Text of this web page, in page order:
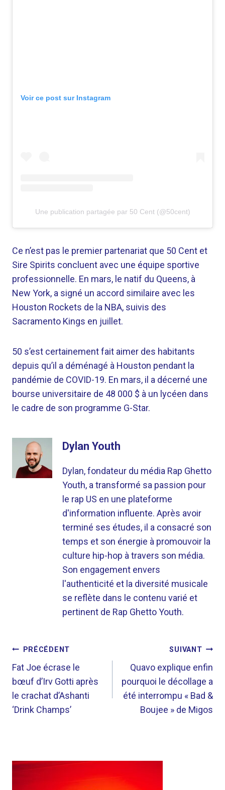
Voir ce post sur Instagram
Une publication partagée par 50 Cent (@50cent)
Ce n’est pas le premier partenariat que 50 Cent et
Sire Spirits concluent avec une équipe sportive
professionnelle. En mars, le natif du Queens, à
New York, a signé un accord similaire avec les
Houston Rockets de la NBA, suivis des
Sacramento Kings en juillet.
50 s’est certainement fait aimer des habitants
depuis qu’il a déménagé à Houston pendant la
pandémie de COVID-19. En mars, il a décerné une
bourse universitaire de 48 000 $ à un lycéen dans
le cadre de son programme G-Star.
Dylan Youth
Dylan, fondateur du média Rap Ghetto
Youth, a transformé sa passion pour
le rap US en une plateforme
d'information influente. Après avoir
terminé ses études, il a consacré son
temps et son énergie à promouvoir la
culture hip-hop à travers son média.
Son engagement envers
l'authenticité et la diversité musicale
se reflète dans le contenu varié et
pertinent de Rap Ghetto Youth.
NAVIGATION
DE
L’ARTICLE
PRÉCÉDENT
Fat Joe écrase le
bœuf d’Irv Gotti après
le crachat d’Ashanti
‘Drink Champs’
SUIVANT
Quavo explique enfin
pourquoi le décollage a
été interrompu « Bad &
Boujee » de Migos